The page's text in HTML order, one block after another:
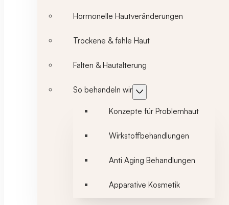
Hormonelle Hautveränderungen
Trockene & fahle Haut
Falten & Hautalterung
So behandeln wir
Konzepte für Problemhaut
Wirkstoffbehandlungen
Anti Aging Behandlungen
Apparative Kosmetik